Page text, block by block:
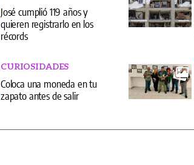
José cumplió 119 años y
quieren registrarlo en los
récords
CURIOSIDADES
Coloca una moneda en tu
zapato antes de salir